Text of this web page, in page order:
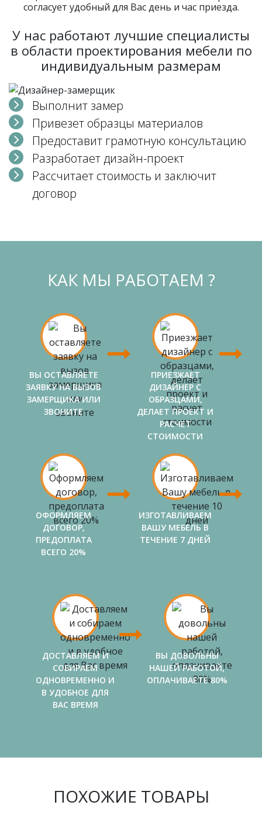
согласует удобный для Вас день и час приезда.
У нас работают лучшие специалисты
в области проектирования мебели по
индивидуальным размерам
Выполнит замер
Привезет образцы материалов
Предоставит грамотную консультацию
Разработает дизайн-проект
Рассчитает стоимость и заключит
договор
КАК МЫ РАБОТАЕМ ?
ВЫ ОСТАВЛЯЕТЕ
ЗАЯВКУ НА ВЫЗОВ
ЗАМЕРЩИКА ИЛИ
ЗВОНИТЕ
ПРИЕЗЖАЕТ
ДИЗАЙНЕР С
ОБРАЗЦАМИ,
ДЕЛАЕТ ПРОЕКТ И
РАСЧЕТ
СТОИМОСТИ
ОФОРМЛЯЕМ
ДОГОВОР,
ПРЕДОПЛАТА
ВСЕГО 20%
ИЗГОТАВЛИВАЕМ
ВАШУ МЕБЕЛЬ В
ТЕЧЕНИЕ 7 ДНЕЙ
ДОСТАВЛЯЕМ И
СОБИРАЕМ
ОДНОВРЕМЕННО И
В УДОБНОЕ ДЛЯ
ВАС ВРЕМЯ
ВЫ ДОВОЛЬНЫ
НАШЕЙ РАБОТОЙ,
ОПЛАЧИВАЕТЕ 80%
ПОХОЖИЕ ТОВАРЫ